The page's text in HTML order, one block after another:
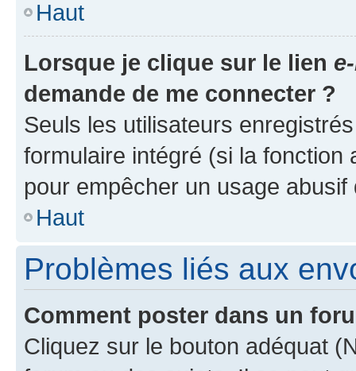
Haut
Lorsque je clique sur le lien
demande de me connecter ?
Seuls les utilisateurs
formulaire intégré (si la fonction
pour empêcher un usage
Haut
Problèmes liés aux
Comment poster dans un
Cliquez sur le bouton adéquat